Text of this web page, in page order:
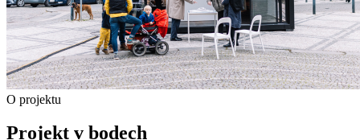
O projektu
Projekt v bodech